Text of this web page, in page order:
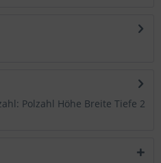
Polzahl Höhe Breite Tiefe 2